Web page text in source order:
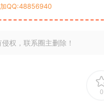
QQ:48856940
权，联系圈主删除！
0